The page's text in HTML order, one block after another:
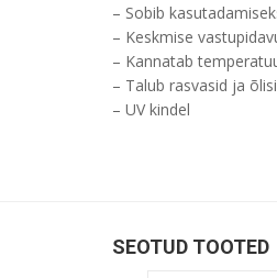
– Sobib
– Keskmise
– Kannatab
– Talub rasvasid ja
– UV kindel
SEOTUD TOOTED